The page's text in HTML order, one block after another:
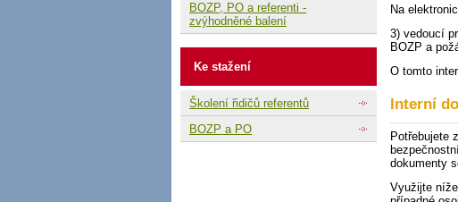
BOZP, PO a referenti -
zvýhodněné balení
Ke stažení
Školení řidičů referentů
BOZP a PO
Na
3) vedoucí
BOZP a
O tomto
Interní
Potřebujete
dokumenty
Využijte